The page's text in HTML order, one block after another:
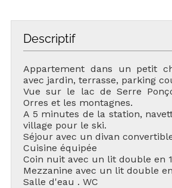
Descriptif
Appartement dans un petit
avec jardin, terrasse, parking
Vue sur le lac de Serre
Orres et les montagnes.
A 5 minutes de la station,
village pour le ski.
Séjour avec un divan
Cuisine équipée
Coin nuit avec un lit double en
Mezzanine avec un lit double
Salle d'eau . WC